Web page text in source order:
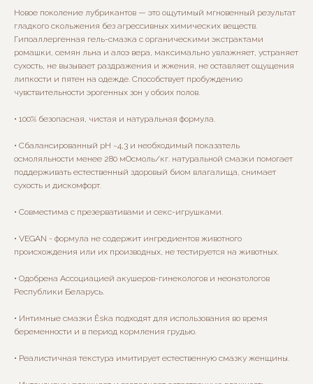
Новое поколение лубрикантов — это ощутимый мгновенный результат
гладкого скольжения без агрессивных химических веществ.
Гипоаллергенная гель-смазка с органическими экстрактами
ромашки, семян льна и алоэ вера, максимально увлажняет, устраняет
сухость, не вызывает раздражения и жжения, не оставляет ощущения
липкости и пятен на одежде. Способствует пробуждению
чувствительности эрогенных зон у обоих полов.
• 100% безопасная, чистая и натуральная формула.
• Сбалансированный pH ~4,3 и необходимый показатель
осмоляльности менее 280 мОсмоль/кг. натуральной смазки помогает
поддерживать естественный здоровый биом влагалища, снимает
сухость и дискомфорт.
• Совместима с презервативами и секс-игрушками.
• VEGAN - формула не содержит ингредиентов животного
происхождения или их производных, не тестируется на животных.
• Одобрена Ассоциацией акушеров-гинекологов и неонатологов
Республики Беларусь.
• Интимные смазки Ёska подходят для использования во время
беременности и в период кормления грудью.
• Реалистичная текстура имитирует естественную смaзку женщины.